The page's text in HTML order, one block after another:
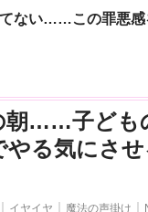
ない……この罪悪感
朝……子ども
やる気にさ
イヤイヤ 魔法の声掛け